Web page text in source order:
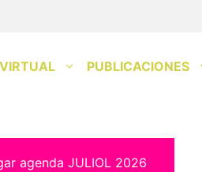
PUBLICACIONES
agenda JULIOL 2026